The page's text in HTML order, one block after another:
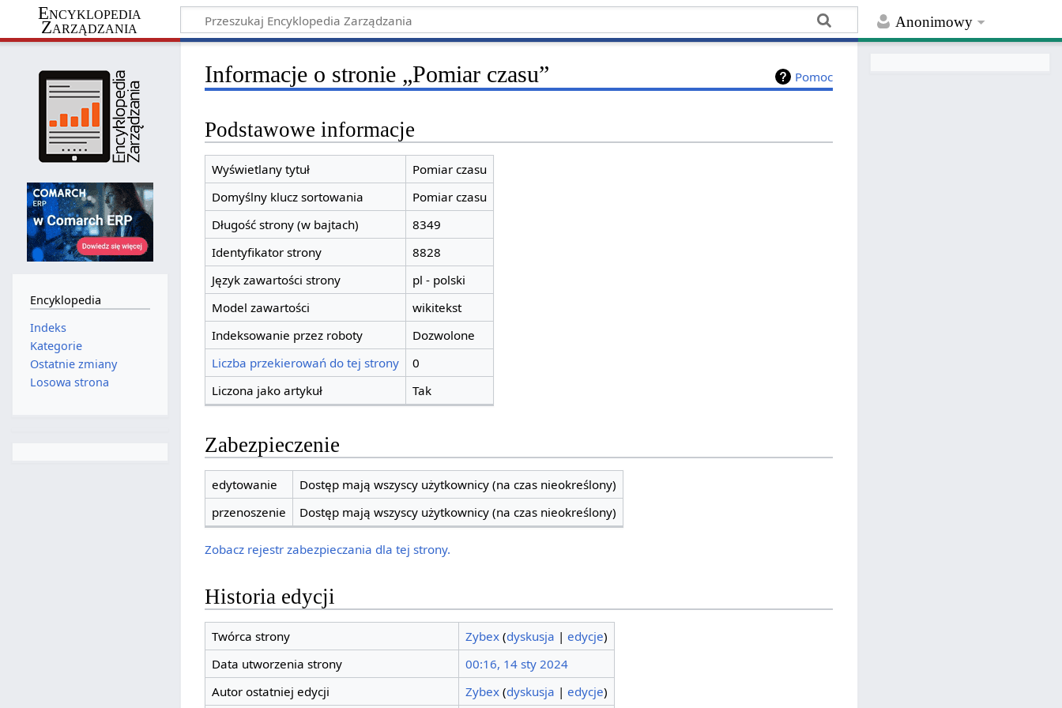
Anonimowy
Encyklopedia
Zarządzania
Pomoc
Informacje o stronie „Pomiar czasu”
Podstawowe informacje
Wyświetlany tytuł
Pomiar czasu
Domyślny klucz sortowania
Pomiar czasu
Długość strony (w bajtach)
8349
Identyfikator strony
8828
Język zawartości strony
pl - polski
Model zawartości
wikitekst
Indeksowanie przez roboty
Dozwolone
Liczba przekierowań do tej strony
0
Liczona jako artykuł
Tak
Zabezpieczenie
edytowanie
Dostęp mają wszyscy użytkownicy (na czas nieokreślony)
przenoszenie
Dostęp mają wszyscy użytkownicy (na czas nieokreślony)
Zobacz rejestr zabezpieczania dla tej strony.
Historia edycji
Twórca strony Zybex (dyskusja | edycje)
Data utworzenia strony
00:16, 14 sty 2024
Autor ostatniej edycji
Zybex (dyskusja | edycje)
Encyklopedia
Indeks
Kategorie
Ostatnie zmiany
Losowa strona